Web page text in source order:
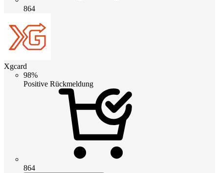
864
Xgcard
98%
Positive Rückmeldung
864